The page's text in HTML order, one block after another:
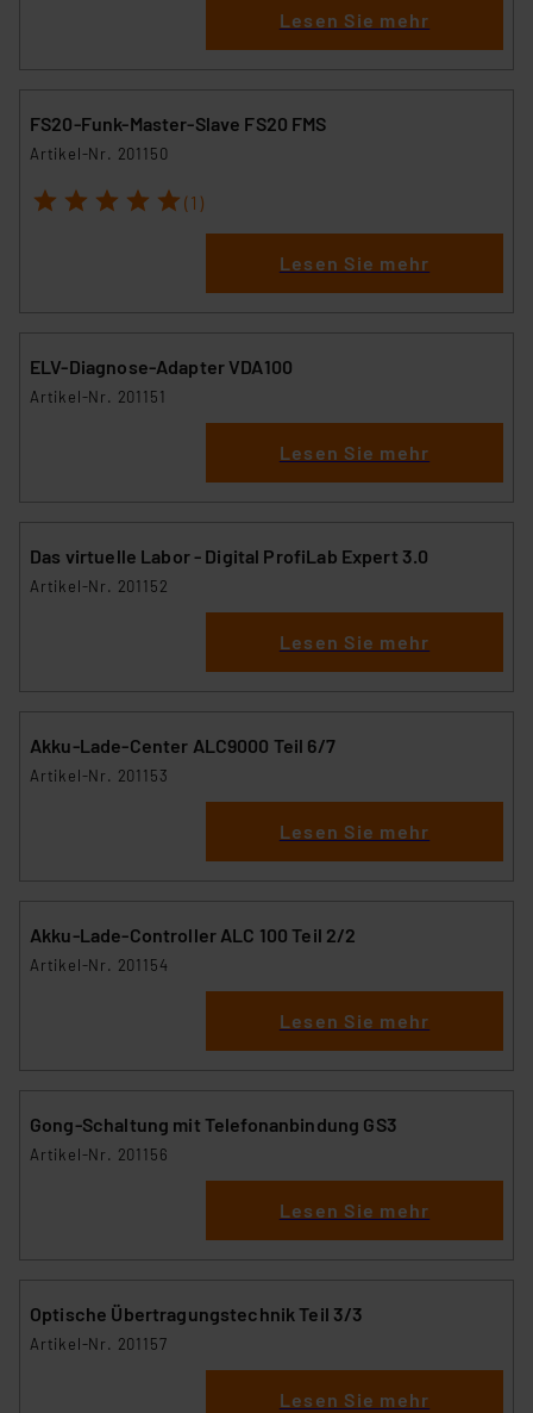
besteht etwa das Risiko, dass US-Behörden
personenbezogene Daten in
Unsere Kooperation mit diesen Dienstleistern stützt
sich auf die Standarddatenschutzklauseln der
Europäischen Kommission sowie einer eigenen
Beurteilung der mit der Datenübermittlung,
Lesen Sie mehr
FS20-Funk-Master-Slave FS20 FMS
Artikel-Nr. 201150
1 2 3 4 5 (1)
Lesen Sie mehr
ELV-Diagnose-Adapter VDA100
Artikel-Nr. 201151
Lesen Sie mehr
Das virtuelle Labor - Digital ProfiLab Expert 3.0
Artikel-Nr. 201152
Lesen Sie mehr
Akku-Lade-Center ALC9000 Teil 6/7
Artikel-Nr. 201153
Lesen Sie mehr
Akku-Lade-Controller ALC 100 Teil 2/2
Artikel-Nr. 201154
Lesen Sie mehr
Gong-Schaltung mit Telefonanbindung GS3
Artikel-Nr. 201156
Lesen Sie mehr
Optische Übertragungstechnik Teil 3/3
Artikel-Nr. 201157
Lesen Sie mehr